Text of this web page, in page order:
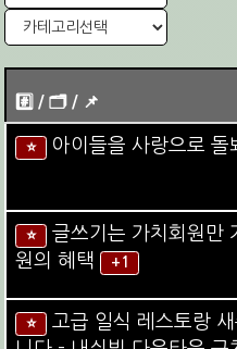
#️⃣ / 🗂️️️ / 📌️
⭐ 아이들을 사랑으로 돌
⭐
글쓰기는 가치회원만
원의 혜택
+1
⭐
고급 일식 레스토랑